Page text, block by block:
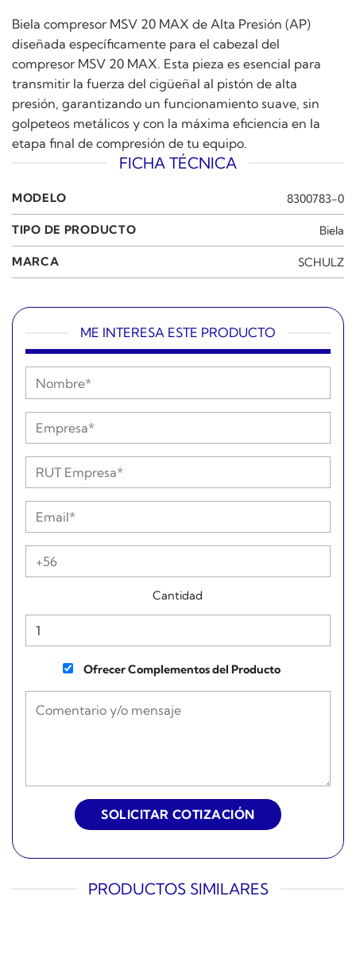
Biela compresor MSV 20 MAX de Alta Presión (AP)
diseñada específicamente para el cabezal del
compresor MSV 20 MAX. Esta pieza es esencial para
transmitir la fuerza del cigüeñal al pistón de alta
presión, garantizando un funcionamiento suave, sin
golpeteos metálicos y con la máxima eficiencia en la
etapa final de compresión de tu equipo.
FICHA TÉCNICA
MODELO 8300783-0
TIPO DE PRODUCTO Biela
MARCA SCHULZ
ME INTERESA ESTE PRODUCTO
Cantidad
Ofrecer Complementos del Producto
PRODUCTOS SIMILARES